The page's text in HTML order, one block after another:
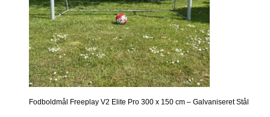
Fodboldmål Freeplay V2 Elite Pro 300 x 150 cm – Galvaniseret Stål